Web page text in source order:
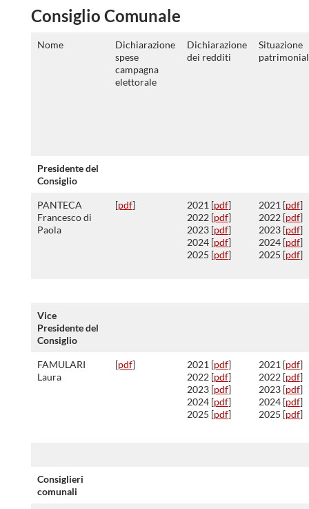
Consiglio Comunale
Nome
Dichiarazione
spese
campagna
elettorale
Dichiarazione
dei redditi
Situazione
Presidente del
Consiglio
PANTECA
Francesco di
Paola
[pdf] 2021 [pdf]
2022 [pdf]
2023 [pdf]
2024 [pdf]
2025 [pdf]
2021 [pdf]
2022 [pdf]
2023 [pdf]
2024 [pdf]
2025 [pdf]
Vice
Presidente del
Consiglio
FAMULARI
Laura
[pdf] 2021 [pdf]
2022 [pdf]
2023 [pdf]
2024 [pdf]
2025 [pdf]
2021 [pdf]
2022 [pdf]
2023 [pdf]
2024 [pdf]
2025 [pdf]
Consiglieri
comunali